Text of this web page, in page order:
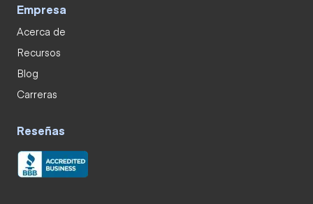
Empresa
Acerca de
Recursos
Blog
Carreras
Reseñas